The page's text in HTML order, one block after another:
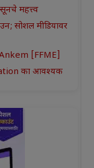
महत्त्व
सोशल मीडियावर
[FFME]
का आवश्यक